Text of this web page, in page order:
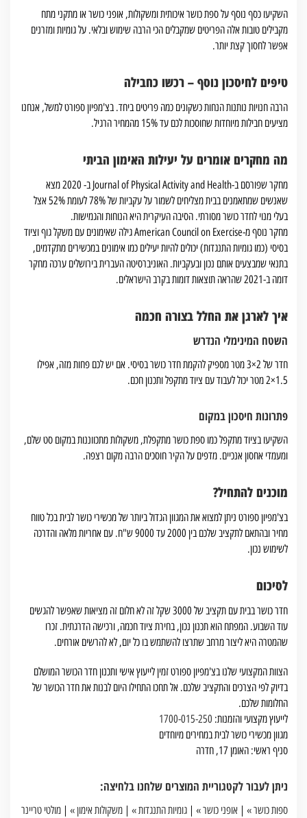
השקיעו כסף נוסף על ספת כושר איכותית ומשקולות, אופני כושר או מתקני מתח
מקבילים טובות אלה הפריטים שמקבלים הכי הרבה שימוש ובלאי. על גומיות ומזרנים
אפשר לחסוך קצת יותר.
טיפים לחיסכון נוסף – רכשו כחבילה
הרבה חנויות נותנות הנחות כשקונים כמה פריטים ביחד. בצ'מפיון ספורט למשל, אנחנו
מציעים חבילות מיוחדות שחוסכות לכם עד 15% מהמחיר הרגיל.
מה מחקרים אומרים על יעילות האימון הביתי
מחקר שפורסם ב-Journal of Physical Activity and Health ב- 2020 מצא
שאנשים שמתאמנים בבית מצליחים לשמור על עקביות של 78% לעומת 52% אצל
בעלי מנוי לחדר כושר מסורתי. הסיבה העיקרית היא הנוחות והגמישות.
מחקר נוסף מ-American Council on Exercise גילה שאימונים עם משקל גוף וציוד
בסיסי (כמו גומיות התנגדות) יכולים להיות יעילים כמו אימונים במכשירים מתקדמים,
בתנאי שמבצעים אותם נכון ובעקביות. האוניברסיטה העברית בירושלים ערכה מחקר
דומה ב-2021 שהראה תוצאות דומות בקרב הישראלים.
איך לארגן את החלל בצורה חכמה
השטח המינימלי הנדרש
חדר של 2×3 מטר מספיק להקמת חדר כושר בסיסי. אם יש לכם פחות מזה, אפילו
1.5×2 מטר יכול לעבוד עם ציוד מתקפל ותכנון חכם.
פתרונות חיסכון במקום
השקיעו בציוד מתקפל כמו ספת כושר מתקפלת, משקולות מתכווננות במקום סט שלם,
ומעמדי אחסון אנכיים. מדפים על הקיר חוסכים הרבה מקום רצפה.
מוכנים להתחיל?
בצ'מפיון ספורט ניתן למצוא את המגוון הגדול ביותר של מכשירי כושר לבית בכל טווח
מחיר ובהתאם לתקציב שלכם בין 2000 עד 9000 ש"ח. עם אחריות מלאה והדרכה
לשימוש נכון.
לסיכום
חדר כושר בבית עם תקציב של 3000 שקל זה לא חלום זה מציאות שאפשר להגשים
עוד השבוע. המפתח הוא תכנון נכון, בחירת ציוד חכמה, ורכישה הדרגתית. זכרו
שהמטרה היא ליצור מרחב שתרצו להשתמש בו כל יום, לא להרשים אורחים.
הצוות המקצועי שלנו בצ'מפיון ספורט זמין לייעוץ אישי ותכנון חדר הכושר המושלם
בדיוק לפי הצרכים והתקציב שלכם. אל תחכו התחילו היום לבנות את חדר הכושר של
החלומות שלכם.
לייעוץ מקצועי והזמנות: 1700-015-250
מגוון מכשירי כושר לבית במחירים מיוחדים
סניף ראשי: האומן 17, חדרה
ניתן לעבור לקטגוריית המוצרים שלחנו בלחיצה:
ספות כושר » | אופני כושר » | גומיות התנגדות » | משקולות אימון » | מולטי טריינר